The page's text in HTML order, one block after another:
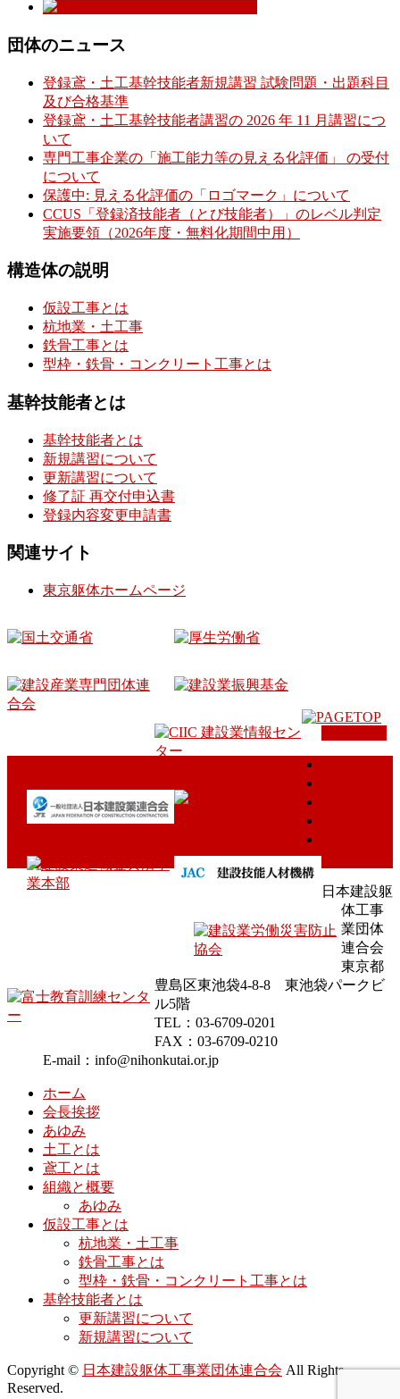
団体のニュース
登録鳶・土工基幹技能者新規講習 試験問題・出題科目
及び合格基準
登録鳶・土工基幹技能者講習の 2026 年 11 月講習につ
いて
専門工事企業の「施工能力等の見える化評価」 の受付
について
保護中: 見える化評価の「ロゴマーク」について
CCUS「登録済技能者（とび技能者）」のレベル判定
実施要領（2026年度・無料化期間中用）
構造体の説明
仮設工事とは
杭地業・土工事
鉄骨工事とは
型枠・鉄骨・コンクリート工事とは
基幹技能者とは
基幹技能者とは
新規講習について
更新講習について
修了証 再交付申込書
登録内容変更申請書
関連サイト
東京躯体ホームページ
日本建設躯
体工事
業団体
連合会
東京都
豊島区東池袋4-8-8 東池袋パークビ
ル5階
TEL：03-6709-0201
FAX：03-6709-0210
E-mail：info@nihonkutai.or.jp
ホーム
会長挨拶
あゆみ
土工とは
鳶工とは
組織と概要
あゆみ
仮設工事とは
杭地業・土工事
鉄骨工事とは
型枠・鉄骨・コンクリート工事とは
基幹技能者とは
更新講習について
新規講習について
Copyright © 日本建設躯体工事業団体連合会 All Rights
Reserved.